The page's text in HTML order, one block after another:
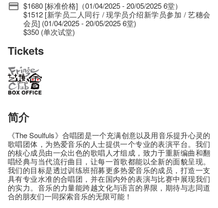
$1680 [标准价格]（01/04/2025 - 20/05/2025 6堂）
$1512 [新学员二人同行 / 现学员介绍新学员参加 / 艺穗会
会员] (01/04/2025 - 20/05/2025 6堂)
$350 (单次试堂)
Tickets
简介
《The Soulfuls》合唱团是一个充满创意以及用音乐提升心灵的
歌唱团体，为热爱音乐的人士提供一个专业的表演平台。我们
的核心成员由一众出色的歌唱人才组成，致力于重新编曲和翻
唱经典与当代流行曲目，让每一首歌都能以全新的面貌呈现。
我们的目标是透过训练班招募更多热爱音乐的成员，打造一支
具有专业水准的合唱团，并在国内外的表演与比赛中展现我们
的实力。音乐的力量能跨越文化与语言的界限，期待与志同道
合的朋友们一同探索音乐的无限可能！